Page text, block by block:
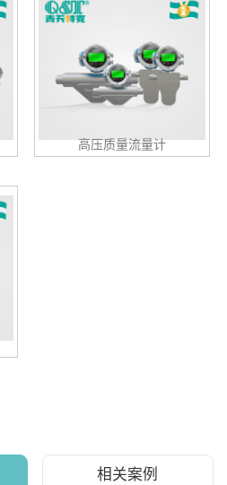
高压质量流量计
相关案例